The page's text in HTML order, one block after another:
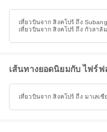
เที่ยวบินจาก สิงคโปร์ ถึง Subang
เที่ยวบินจาก สิงคโปร์ ถึง กัวลาลัม
เส้นทางยอดนิยมกับ ไฟร์
เที่ยวบินจาก สิงคโปร์ ถึง มาเลเซีย